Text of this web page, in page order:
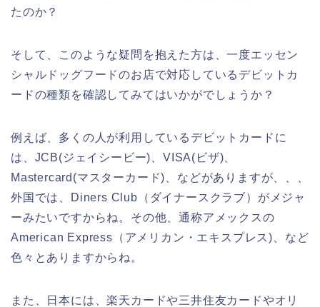
たのか？
そして、このような疑問を抱えた方は、一度エッセン
シャルドッグフードのお店で対応しているデビットカ
ードの種類を確認してみてはいかがでしょうか？
例えば、多くの人が利用しているデビットカードに
は、JCB(ジェイシービー)、VISA(ビザ)、
Mastercard(マスターカード)、などがありますが、、、
外国では、Diners Club（ダイナースクラブ）がメジャ
ーみたいですからね。その他、通称アメックスの
American Express（アメリカン・エキスプレス)、など
色々とありますからね。
また、日本には、楽天カードや三井住友カードやオリ